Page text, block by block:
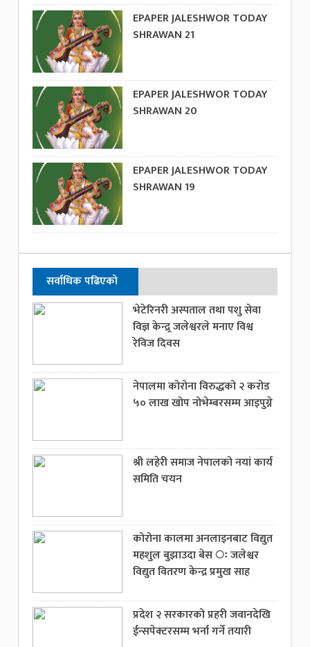
EPAPER JALESHWOR TODAY
SHRAWAN 21
EPAPER JALESHWOR TODAY
SHRAWAN 20
EPAPER JALESHWOR TODAY
SHRAWAN 19
सर्वाधिक पढिएको
भेटेरिनरी अस्पताल तथा पशु सेवा
विज्ञ केन्द्र्र जलेश्वरले मनाए विश्व
रेविज दिवस
नेपालमा कोरोना विरुद्धको २ करोड
५० लाख खोप नोभेम्बरसम्म आइपुग्ने
श्री लहेरी समाज नेपालको नयां कार्य
समिति चयन
कोरोना कालमा अनलाइनबाट विद्युत
महशुल बुझाउदा बेस ः जलेश्वर
विद्युत वितरण केन्द्र प्रमुख साह
प्रदेश २ सरकारको प्रहरी जवानदेखि
ईन्सपेक्टरसम्म भर्ना गर्ने तयारी